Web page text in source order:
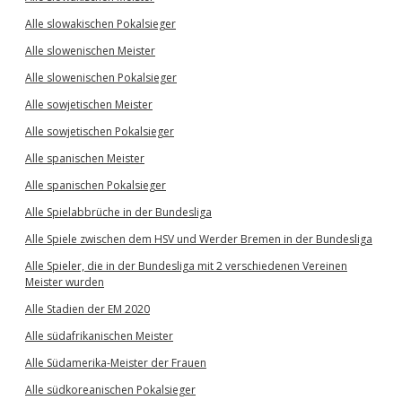
Alle slowakischen Pokalsieger
Alle slowenischen Meister
Alle slowenischen Pokalsieger
Alle sowjetischen Meister
Alle sowjetischen Pokalsieger
Alle spanischen Meister
Alle spanischen Pokalsieger
Alle Spielabbrüche in der Bundesliga
Alle Spiele zwischen dem HSV und Werder Bremen in der Bundesliga
Alle Spieler, die in der Bundesliga mit 2 verschiedenen Vereinen
Meister wurden
Alle Stadien der EM 2020
Alle südafrikanischen Meister
Alle Südamerika-Meister der Frauen
Alle südkoreanischen Pokalsieger